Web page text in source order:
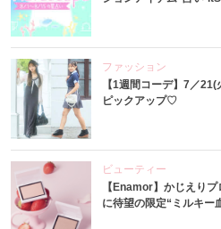
ファッション
【1週間コーデ】7／
ピックアップ♡
ビューティー
【Enamor】かじえり
に待望の限定“ミルキー